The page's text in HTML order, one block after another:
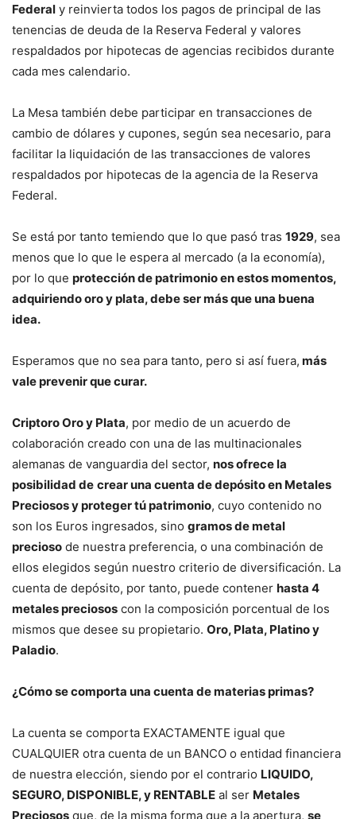
Federal y reinvierta todos los pagos de principal de las
tenencias de deuda de la Reserva Federal y valores
respaldados por hipotecas de agencias recibidos durante
cada mes calendario.
La Mesa también debe participar en transacciones de
cambio de dólares y cupones, según sea necesario, para
facilitar la liquidación de las transacciones de valores
respaldados por hipotecas de la agencia de la Reserva
Federal.
Se está por tanto temiendo que lo que pasó tras 1929, sea
menos que lo que le espera al mercado (a la economía),
por lo que protección de patrimonio en estos momentos,
adquiriendo oro y plata, debe ser más que una buena
idea.
Esperamos que no sea para tanto, pero si así fuera, más
vale prevenir que curar.
Criptoro Oro y Plata, por medio de un acuerdo de
colaboración creado con una de las multinacionales
alemanas de vanguardia del sector, nos ofrece la
posibilidad de crear una cuenta de depósito en Metales
Preciosos y proteger tú patrimonio, cuyo contenido no
son los Euros ingresados, sino gramos de metal
precioso de nuestra preferencia, o una combinación de
ellos elegidos según nuestro criterio de diversificación. La
cuenta de depósito, por tanto, puede contener hasta 4
metales preciosos con la composición porcentual de los
mismos que desee su propietario. Oro, Plata, Platino y
Paladio.
¿Cómo se comporta una cuenta de materias primas?
La cuenta se comporta EXACTAMENTE igual que
CUALQUIER otra cuenta de un BANCO o entidad financiera
de nuestra elección, siendo por el contrario LIQUIDO,
SEGURO, DISPONIBLE, y RENTABLE al ser Metales
Preciosos que, de la misma forma que a la apertura, se